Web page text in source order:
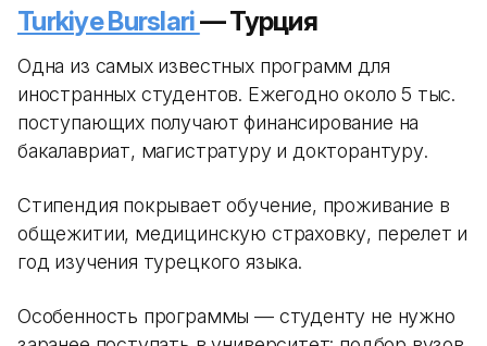
Turkiye Burslari— Турция
Одна из самых известных программ для
иностранных студентов. Ежегодно около 5 тыс.
поступающих получают финансирование на
бакалавриат, магистратуру и докторантуру.
Стипендия покрывает обучение, проживание в
общежитии, медицинскую страховку, перелет и
год изучения турецкого языка.
Особенность программы — студенту не нужно